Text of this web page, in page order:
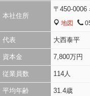
本社住所
〒450-0006
MAP
地図
代表 大西泰平
資本金 7,800万円
従業員数 114人
平均年齢 31.4歳